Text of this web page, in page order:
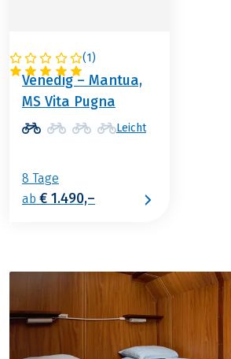
(1)
ITALIEN
Venedig – Mantua,
MS Vita Pugna
Leicht
8 Tage
ab € 1.490,–